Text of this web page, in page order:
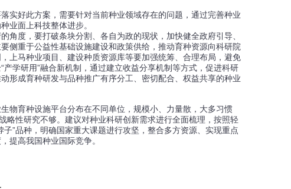
实好此方案，需要针对当前种业领域存在的问题，通过完善种业
业面上科技整体进步。
度，要打破条块分割、各自为政的现状，加快健全政府引导、
侧重于公益性基础设施建设和政策供给，推动育种资源向科研院
上马种业项目、建设种质资源库等要加强统筹、合理布局，避免
学研用”融合新机制，通过建立收益分享机制等方式，促进科研
形成育种研发与品种推广有序分工、密切配合、权益共享的种业
物育种设施平台分布在不同单位，规模小、力量散，大多习惯
略性研究不够。建议对种业科研创新需求进行全面梳理，按照轻
”品种，明确国家重大课题进行攻坚，整合多方资源、实现重点
提高我国种业国际竞争。